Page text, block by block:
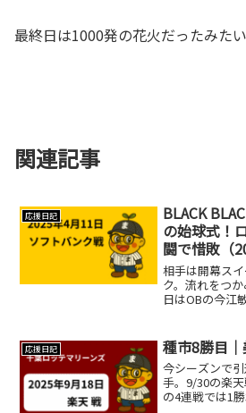
最終日は1000発の花火だったみた
関連記事
応援日記
BLACK
の始球式！
闘で惜敗（
相手は開幕ス
ク。流れをつ
日はOBの今江
ドからも大きな
た。「頂点狙
応援日記 種市8勝目
今シーズンで
手。9/30の楽
の4連戦では1